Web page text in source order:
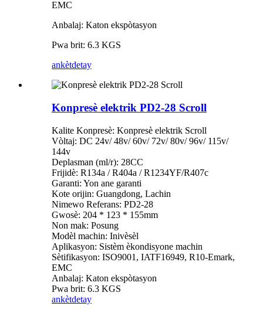
EMC
Anbalaj: Katon ekspòtasyon
Pwa brit: 6.3 KGS
ankètdetay
Konpresè elektrik PD2-28 Scroll
Kalite Konpresè: Konpresè elektrik Scroll
Vòltaj: DC 24v/ 48v/ 60v/ 72v/ 80v/ 96v/ 115v/
144v
Deplasman (ml/r): 28CC
Frijidè: R134a / R404a / R1234YF/R407c
Garanti: Yon ane garanti
Kote orijin: Guangdong, Lachin
Nimewo Referans: PD2-28
Gwosè: 204 * 123 * 155mm
Non mak: Posung
Modèl machin: Inivèsèl
Aplikasyon: Sistèm èkondisyone machin
Sètifikasyon: ISO9001, IATF16949, R10-Emark,
EMC
Anbalaj: Katon ekspòtasyon
Pwa brit: 6.3 KGS
ankètdetay